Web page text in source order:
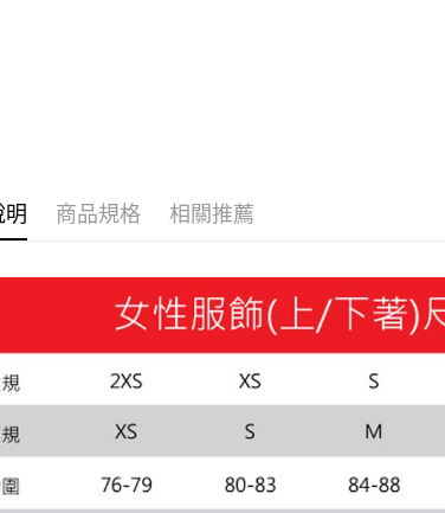
明 商品規格 相關推薦